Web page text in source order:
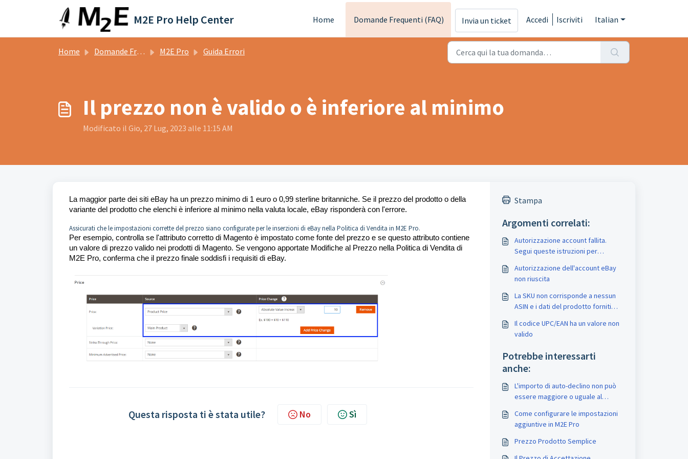
Salta al contenuto principale
M2E Pro Help Center Home Domande Frequenti (FAQ) Invia un ticket Accedi Iscriviti Italian
Home Domande Frequenti (FAQ) M2E Pro Guida Errori
Il prezzo non è valido o è inferiore al minimo
Modificato il Gio, 27 Lug, 2023 alle 11:15 AM
La maggior parte dei siti eBay ha un prezzo minimo di 1 euro o 0,99 sterline britanniche. Se il prezzo del prodotto o della
variante del prodotto che elenchi è inferiore al minimo nella valuta locale, eBay risponderà con l'errore.
Assicurati che le impostazioni corrette del prezzo siano configurate per le inserzioni di eBay nella Politica di Vendita in M2E Pro.
Per esempio, controlla se l'attributo corretto di Magento è impostato come fonte del prezzo e se questo attributo contiene
un valore di prezzo valido nei prodotti di Magento. Se vengono apportate Modifiche al Prezzo nella Politica di Vendita di
M2E Pro, conferma che il prezzo finale soddisfi i requisiti di eBay.
Questa risposta ti è stata utile? No Sì
Stampa
Argomenti correlati:
Autorizzazione account fallita.
Segui queste istruzioni per
Autorizzazione dell'account eBay
non riuscita
La SKU non corrisponde a nessun
ASIN e i dati del prodotto forniti
un ASIN
Il codice UPC/EAN ha un valore non
valido
Potrebbe interessarti
anche:
L'importo di auto-declino non può
essere maggiore o uguale al
Come configurare le impostazioni
aggiuntive in M2E Pro
Prezzo Prodotto Semplice